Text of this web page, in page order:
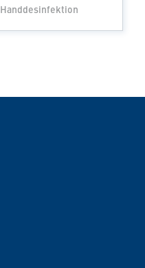
Handdesinfektion